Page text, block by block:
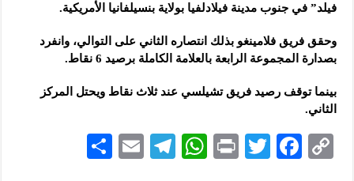
فيلد” في جنوب مدينة فيلادلفيا بولاية بنسيلفانيا الأمريكية.
وحقق فريق فلامينغو بذلك انتصاره الثاني على التوالي، وانفرد
بصدارة المجموعة الرابعة بالعلامة الكاملة برصيد 6 نقاط.
بينما توقف رصيد فريق تشيلسي عند ثلاث نقاط ويحتل المركز
الثاني.
C
F
T
P
W
Te
E